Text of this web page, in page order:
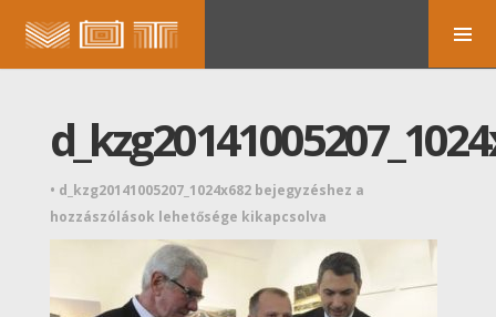
• d_kzg20141005207_1024x682 bejegyzéshez a
hozzászólások lehetősége kikapcsolva